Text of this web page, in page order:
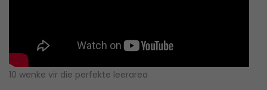
10 wenke vir die perfekte leerarea